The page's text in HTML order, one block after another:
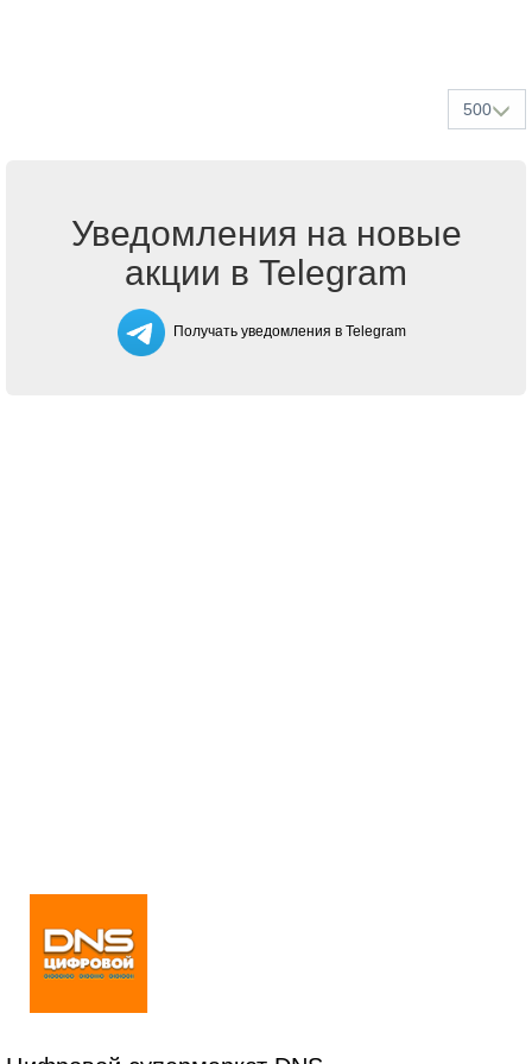
500
Уведомления на новые
акции в Telegram
Получать уведомления в Telegram